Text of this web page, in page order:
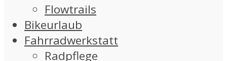
Flowtrails
Bikeurlaub
Fahrradwerkstatt
Radpflege